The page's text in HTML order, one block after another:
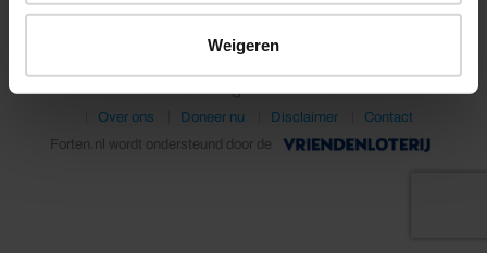
Weigeren
© 2026 Stichting Forten Nederland
Over ons
Doneer nu Disclaimer
Contact
Forten.nl wordt ondersteund door de